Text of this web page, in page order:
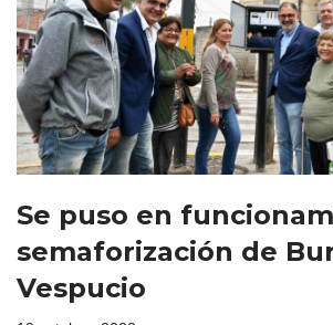
Se puso en
semaforización de
Vespucio